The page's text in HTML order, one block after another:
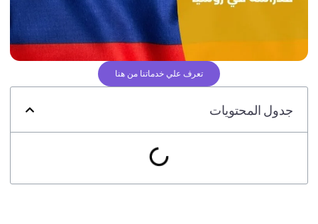
تعرف علي خدماتنا من هنا
جدول المحتويات